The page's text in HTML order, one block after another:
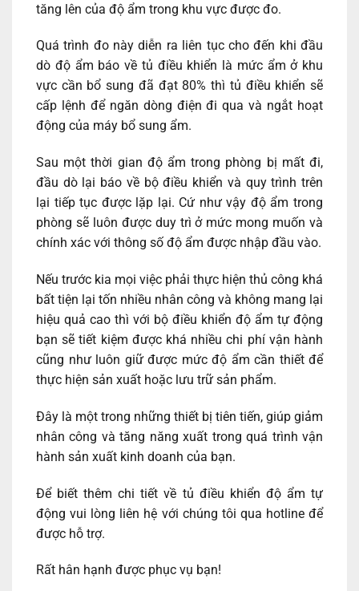
tăng lên của độ ẩm trong khu vực được đo.
Quá trình đo này diễn ra liên tục cho đến khi đầu
dò độ ẩm báo về tủ điều khiển là mức ẩm ở khu
vực cần bổ sung đã đạt 80% thì tủ điều khiển sẽ
cấp lệnh để ngăn dòng điện đi qua và ngắt hoạt
động của máy bổ sung ẩm.
Sau một thời gian độ ẩm trong phòng bị mất đi,
đầu dò lại báo về bộ điều khiển và quy trình trên
lại tiếp tục được lặp lại. Cứ như vậy độ ẩm trong
phòng sẽ luôn được duy trì ở mức mong muốn và
chính xác với thông số độ ẩm được nhập đầu vào.
Nếu trước kia mọi việc phải thực hiện thủ công khá
bất tiện lại tốn nhiều nhân công và không mang lại
hiệu quả cao thì với bộ điều khiển độ ẩm tự động
bạn sẽ tiết kiệm được khá nhiều chi phí vận hành
cũng như luôn giữ được mức độ ẩm cần thiết để
thực hiện sản xuất hoặc lưu trữ sản phẩm.
Đây là một trong những thiết bị tiên tiến, giúp giảm
nhân công và tăng năng xuất trong quá trình vận
hành sản xuất kinh doanh của bạn.
Để biết thêm chi tiết về tủ điều khiển độ ẩm tự
động vui lòng liên hệ với chúng tôi qua hotline để
được hỗ trợ.
Rất hân hạnh được phục vụ bạn!